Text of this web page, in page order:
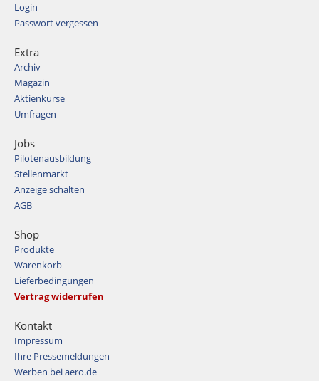
Login
Passwort vergessen
Extra
Archiv
Magazin
Aktienkurse
Umfragen
Jobs
Pilotenausbildung
Stellenmarkt
Anzeige schalten
AGB
Shop
Produkte
Warenkorb
Lieferbedingungen
Vertrag widerrufen
Kontakt
Impressum
Ihre Pressemeldungen
Werben bei aero.de